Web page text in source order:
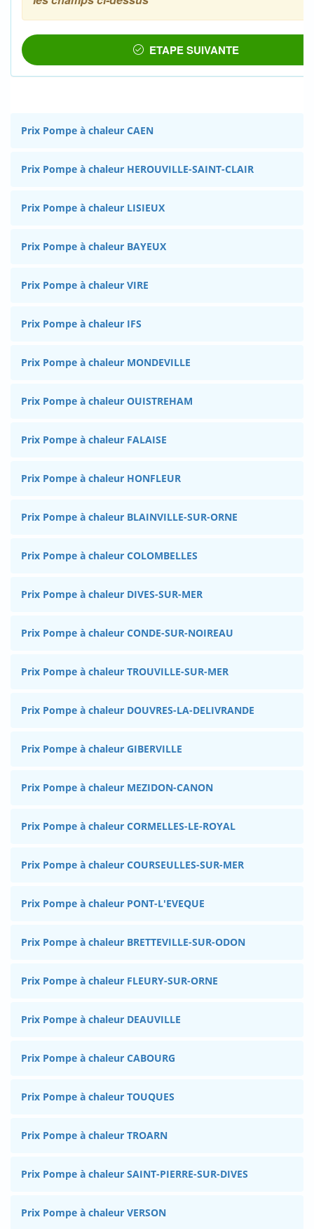
Prix Pompe à chaleur CAEN
Prix Pompe à chaleur HEROUVILLE-SAINT-CLAIR
Prix Pompe à chaleur LISIEUX
Prix Pompe à chaleur BAYEUX
Prix Pompe à chaleur VIRE
Prix Pompe à chaleur IFS
Prix Pompe à chaleur MONDEVILLE
Prix Pompe à chaleur OUISTREHAM
Prix Pompe à chaleur FALAISE
Prix Pompe à chaleur HONFLEUR
Prix Pompe à chaleur BLAINVILLE-SUR-ORNE
Prix Pompe à chaleur COLOMBELLES
Prix Pompe à chaleur DIVES-SUR-MER
Prix Pompe à chaleur CONDE-SUR-NOIREAU
Prix Pompe à chaleur TROUVILLE-SUR-MER
Prix Pompe à chaleur DOUVRES-LA-DELIVRANDE
Prix Pompe à chaleur GIBERVILLE
Prix Pompe à chaleur MEZIDON-CANON
Prix Pompe à chaleur CORMELLES-LE-ROYAL
Prix Pompe à chaleur COURSEULLES-SUR-MER
Prix Pompe à chaleur PONT-L'EVEQUE
Prix Pompe à chaleur BRETTEVILLE-SUR-ODON
Prix Pompe à chaleur FLEURY-SUR-ORNE
Prix Pompe à chaleur DEAUVILLE
Prix Pompe à chaleur CABOURG
Prix Pompe à chaleur TOUQUES
Prix Pompe à chaleur TROARN
Prix Pompe à chaleur SAINT-PIERRE-SUR-DIVES
Prix Pompe à chaleur VERSON